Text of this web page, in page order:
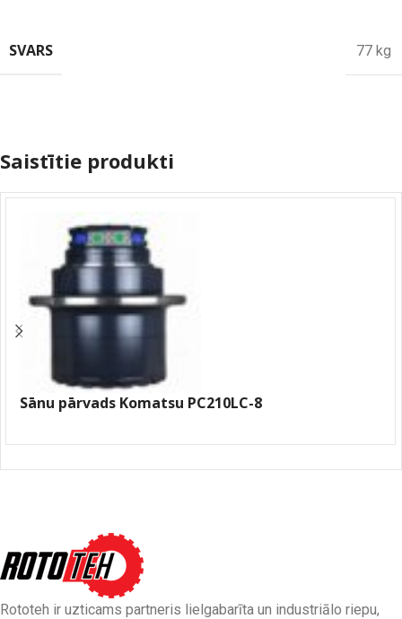
SVARS 77 kg
Saistītie produkti
Sānu pārvads Komatsu PC210LC-8
Rototeh ir uzticams partneris lielgabarīta un industriālo riepu,